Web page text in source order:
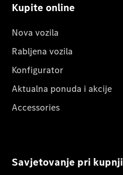
Kupite online
Nova vozila
Rabljena vozila
Konfigurator
Aktualna ponuda i akcije
Accessories
Savjetovanje pri kupnji